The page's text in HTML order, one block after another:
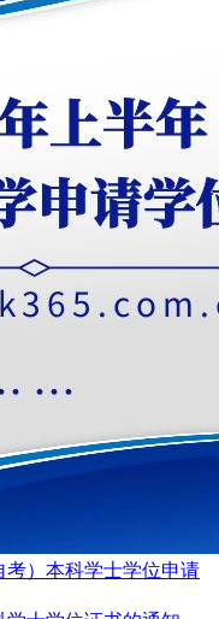
考）本科学士学位申请